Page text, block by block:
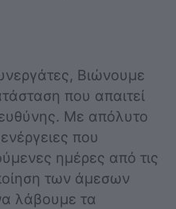
Βιώνουμε
που απαιτεί
Με απόλυτο
που
ημέρες από τις
των άμεσων
λάβουμε τα